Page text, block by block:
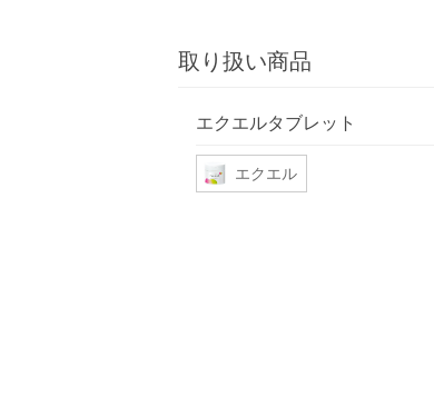
取り扱い商品
エクエルタブレット
エクエル